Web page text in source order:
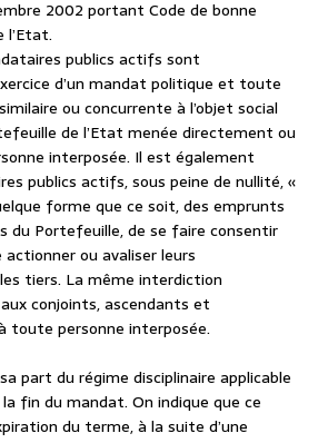
2002 portant Code de bonne
l’Etat.
publics actifs sont
d’un mandat politique et toute
ou concurrente à l’objet social
de l’Etat menée directement ou
interposée. Il est également
publics actifs, sous peine de nullité, «
forme que ce soit, des emprunts
du Portefeuille, de se faire consentir
ou avaliser leurs
tiers. La même interdiction
conjoints, ascendants et
toute personne interposée.
part du régime disciplinaire applicable
fin du mandat. On indique que ce
du terme, à la suite d’une